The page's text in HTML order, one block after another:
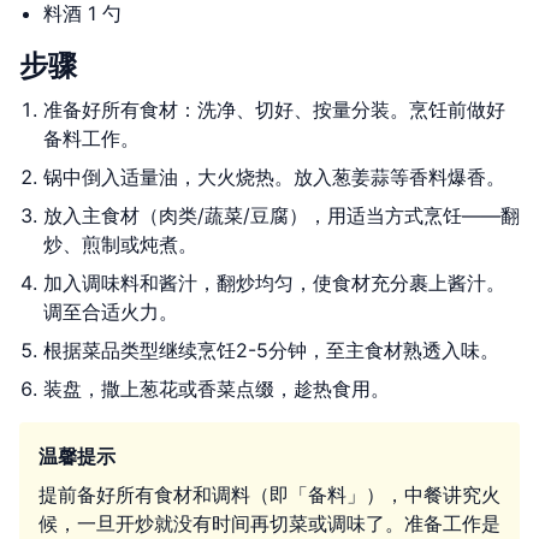
料酒 1 勺
步骤
准备好所有食材：洗净、切好、按量分装。烹饪前做好
备料工作。
锅中倒入适量油，大火烧热。放入葱姜蒜等香料爆香。
放入主食材（肉类/蔬菜/豆腐），用适当方式烹饪——翻
炒、煎制或炖煮。
加入调味料和酱汁，翻炒均匀，使食材充分裹上酱汁。
调至合适火力。
根据菜品类型继续烹饪2-5分钟，至主食材熟透入味。
装盘，撒上葱花或香菜点缀，趁热食用。
温馨提示
提前备好所有食材和调料（即「备料」），中餐讲究火
候，一旦开炒就没有时间再切菜或调味了。准备工作是